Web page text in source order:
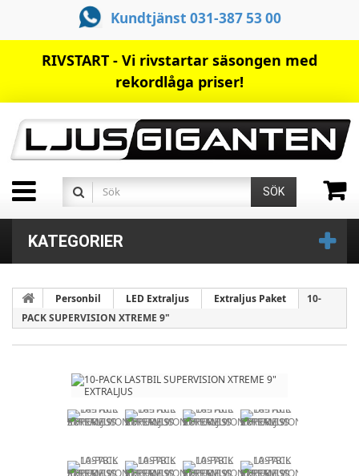
Kundtjänst 031-387 53 00
RIVSTART - Vi rivstartar säsongen med
rekordlåga priser!
SÖK
KATEGORIER
Personbil LED Extraljus Extraljus Paket
10-
PACK SUPERVISION XTREME 9"